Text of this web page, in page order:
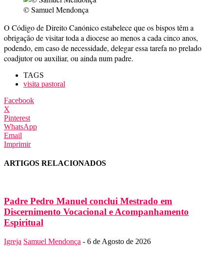
© Samuel Mendonça
O Código de Direito Canónico estabelece que os bispos têm a
obrigação de visitar toda a diocese ao menos a cada cinco anos,
podendo, em caso de necessidade, delegar essa tarefa no prelado
coadjutor ou auxiliar, ou ainda num padre.
TAGS
visita pastoral
Facebook
X
Pinterest
WhatsApp
Email
Imprimir
ARTIGOS RELACIONADOS
Padre Pedro Manuel conclui Mestrado em
Discernimento Vocacional e Acompanhamento
Espiritual
Igreja Samuel Mendonça - 6 de Agosto de 2026